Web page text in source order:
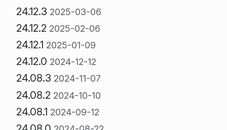
24.12.3 2025-03-06
24.12.2 2025-02-06
24.12.1 2025-01-09
24.12.0 2024-12-12
24.08.3 2024-11-07
24.08.2 2024-10-10
24.08.1 2024-09-12